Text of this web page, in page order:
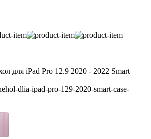
iPad Pro 12.9 2020 - 2022 Smart
dlia-ipad-pro-129-2020-smart-case-